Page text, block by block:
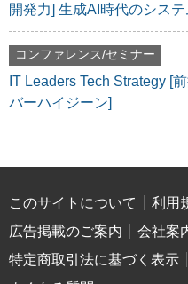
開発力] 生成AI時代のシステ
コンファレンス/セミナー
IT Leaders Tech Strategy [
バーハイジーン]
このサイトについて 利用
広告掲載のご案内
会社案
特定商取引法に基づく表示